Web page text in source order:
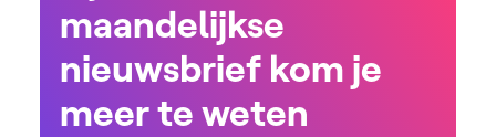
maandelijkse
nieuwsbrief kom je
meer te weten